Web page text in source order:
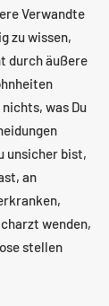
Verwandte
zu wissen,
durch äußere
was Du
unsicher bist,
an
wenden,
stellen